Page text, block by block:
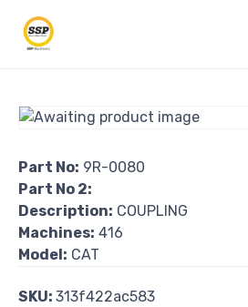
Part No: 9R-0080
Part No 2:
Description: COUPLING
Machines: 416
Model: CAT
SKU: 313f422ac583